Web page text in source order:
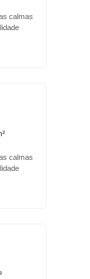
calmas
3
calmas
sua
é o